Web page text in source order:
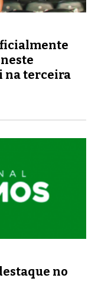
na terceira
no